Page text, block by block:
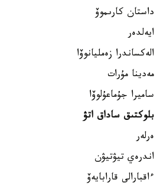
داستان كارىموۆ
ايەلدەر
الەكساندرا زەمليانوۆا
مەدينا مۇرات
ساميرا جۇماعۇلوۆا
بلوكتىق ساداق اتۋ
ەرلەر
اندرەي تيۋتيۋن
ءاقبارالى قارابايەۆ